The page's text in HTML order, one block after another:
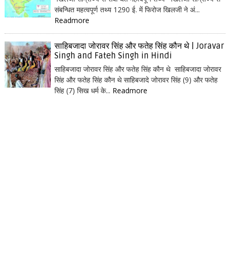
संबन्धित महत्वपूर्ण तथ्य 1290 ई. में फिरोज खिलजी ने अं...
Readmore
साहिबजादा जोरावर सिंह और फतेह सिंह कौन थे | Joravar
Singh and Fateh Singh in Hindi
साहिबजादा जोरावर सिंह और फतेह सिंह कौन थे साहिबजादा जोरावर
सिंह और फतेह सिंह कौन थे साहिबजादे जोरावर सिंह (9) और फतेह
सिंह (7) सिख धर्म के... Readmore